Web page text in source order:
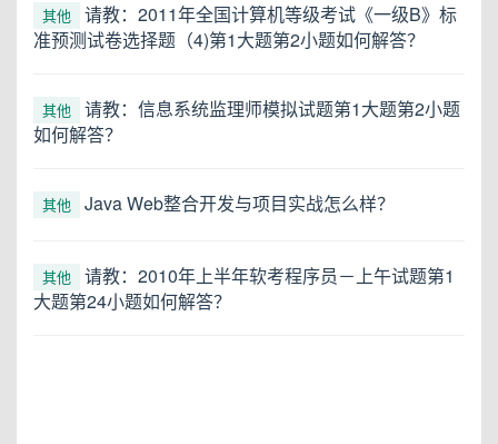
其他
请教：2011年全国计算机等级考试《一级B》标
准预测试卷选择题（4)第1大题第2小题如何解答？
其他
请教：信息系统监理师模拟试题第1大题第2小题
如何解答？
其他 Java Web整合开发与项目实战怎么样？
其他
请教：2010年上半年软考程序员－上午试题第1
大题第24小题如何解答？